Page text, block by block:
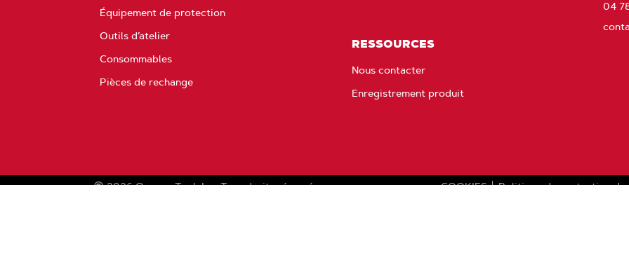
Équipement de protection
Outils d’atelier
Consommables
Pièces de rechange
RESSOURCES
Nous contacter
Enregistrement produit
04
2026 Oregon Tool, Inc. Tous droits réservés COOKIES Politique de protection